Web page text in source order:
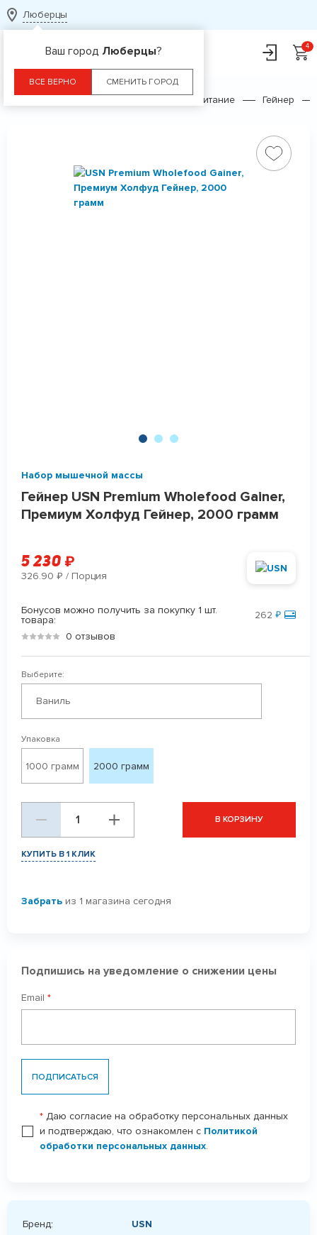
Люберцы
Ваш город Люберцы?
ВСЕ ВЕРНО СМЕНИТЬ ГОРОД
Спортивное питание Гейнер
Набор мышечной массы
Гейнер USN Premium Wholefood Gainer,
Премиум Холфуд Гейнер, 2000 грамм
5 230 ₽
326.90 ₽ / Порция
Бонусов можно получить за покупку 1 шт.
товара:
262₽
0 отзывов
Выберите:
Ваниль
Упаковка
1000 грамм 2000 грамм
В КОРЗИНУ
КУПИТЬ В 1 КЛИК
Забрать из 1 магазина сегодня
Подпишись на уведомление о снижении цены
Email *
ПОДПИСАТЬСЯ
* Даю согласие на обработку персональных данных
и подтверждаю, что ознакомлен с Политикой
обработки персональных данных.
Бренд:
USN